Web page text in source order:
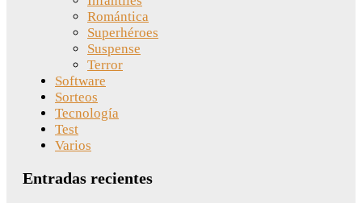
Romántica
Superhéroes
Suspense
Terror
Software
Sorteos
Tecnología
Test
Varios
Entradas recientes